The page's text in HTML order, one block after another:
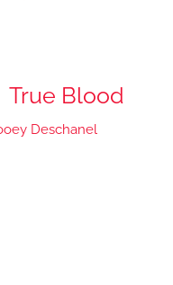
True Blood
Deschanel